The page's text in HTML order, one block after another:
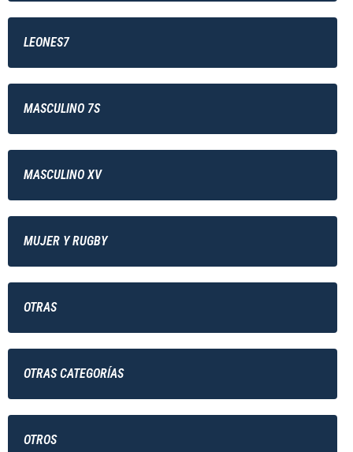
LEONES7
MASCULINO 7S
MASCULINO XV
MUJER Y RUGBY
OTRAS
OTRAS CATEGORÍAS
OTROS